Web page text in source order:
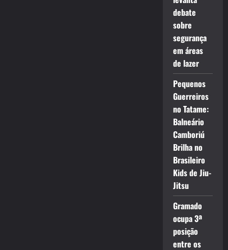
debate
sobre
segurança
em áreas
de lazer
Pequenos
Guerreiros
no Tatame:
Balneário
Camboriú
Brilha no
Brasileiro
Kids de Jiu-
Jitsu
Gramado
ocupa 3ª
posição
entre os